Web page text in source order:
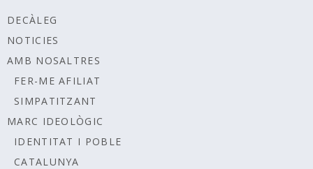
DECÀLEG
NOTICIES
AMB NOSALTRES
FER-ME AFILIAT
SIMPATITZANT
MARC IDEOLÒGIC
IDENTITAT I POBLE
CATALUNYA